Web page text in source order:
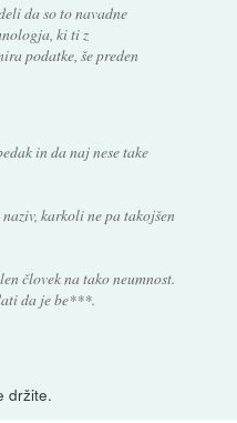
da so to navadne
ki ti z
podatke, še preden
in da naj nese take
karkoli ne pa takojšen
človek na tako neumnost.
da je be***.
držite.